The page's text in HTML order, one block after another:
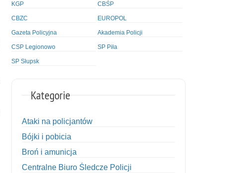
KGP CBŚP
CBZC EUROPOL
Gazeta Policyjna Akademia Policji
CSP Legionowo SP Piła
SP Słupsk
Kategorie
Ataki na policjantów
Bójki i pobicia
Broń i amunicja
Centralne Biuro Śledcze Policji